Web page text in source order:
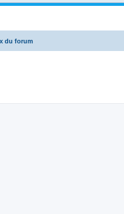
du forum